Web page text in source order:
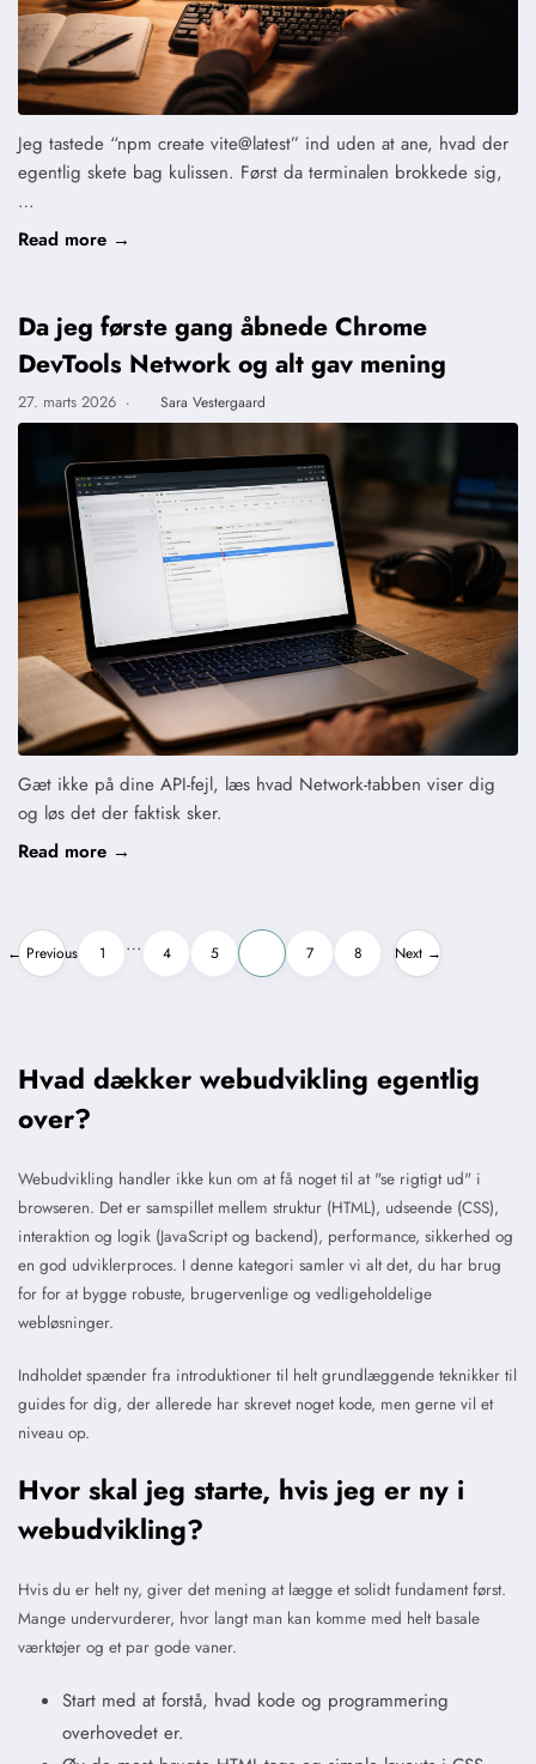
Jeg tastede “npm create vite@latest” ind uden at ane, hvad der
egentlig skete bag kulissen. Først da terminalen brokkede sig,
…
Read more →
Da jeg første gang åbnede Chrome
DevTools Network og alt gav mening
27. marts 2026 · Sara Vestergaard
Gæt ikke på dine API-fejl, læs hvad Network-tabben viser dig
og løs det der faktisk sker.
Read more →
Indlægsinddeling
← Previous 1 … 4 5 7 8 Next →
Hvad dækker webudvikling egentlig
over?
Webudvikling handler ikke kun om at få noget til at "se rigtigt ud" i
browseren. Det er samspillet mellem struktur (HTML), udseende (CSS),
interaktion og logik (JavaScript og backend), performance, sikkerhed og
en god udviklerproces. I denne kategori samler vi alt det, du har brug
for for at bygge robuste, brugervenlige og vedligeholdelige
webløsninger.
Indholdet spænder fra introduktioner til helt grundlæggende teknikker til
guides for dig, der allerede har skrevet noget kode, men gerne vil et
niveau op.
Hvor skal jeg starte, hvis jeg er ny i
webudvikling?
Hvis du er helt ny, giver det mening at lægge et solidt fundament først.
Mange undervurderer, hvor langt man kan komme med helt basale
værktøjer og et par gode vaner.
Start med at forstå, hvad kode og programmering
overhovedet er.